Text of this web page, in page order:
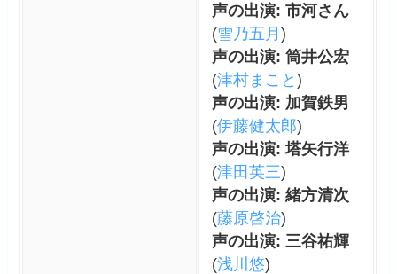
声の出演: 市河さん
(雪乃五月 )
声の出演: 筒井公宏
(津村まこと )
声の出演: 加賀鉄男
(伊藤健太郎)
声の出演: 塔矢行洋
(津田英三)
声の出演: 緒方清次
(藤原啓治)
声の出演: 三谷祐輝
(浅川悠)